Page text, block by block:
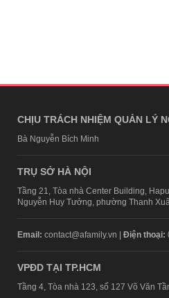
CHỊU TRÁCH NHIỆM QUẢN LÝ
Bà Nguyễn Bích Minh
TRỤ SỞ HÀ NỘI
Tầng 21, Tòa nhà Center Building,
Nguyễn Huy Tưởng, phường Thanh
Email: contact@afamily.vn | Điện thoại:
VPĐD TẠI TP.HCM
Tầng 4, Tòa nhà 123, số 127 Võ Văn